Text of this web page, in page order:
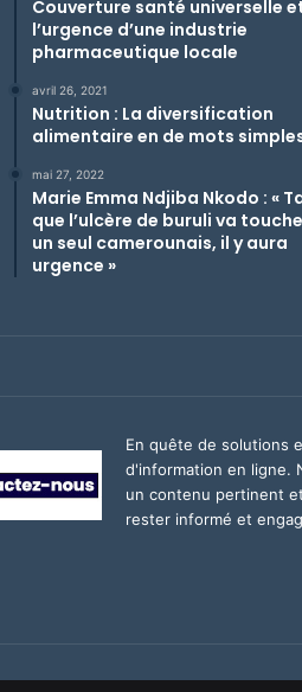
Couverture santé universelle
l’urgence d’une industrie
pharmaceutique locale
avril 26, 2021
Nutrition : La diversification
alimentaire en de mots
mai 27, 2022
Marie Emma Ndjiba Nkodo : «
que l’ulcère de buruli va
un seul camerounais, il y aura
urgence »
En quête de solutions
d'information en ligne.
un contenu pertinent
rester informé et